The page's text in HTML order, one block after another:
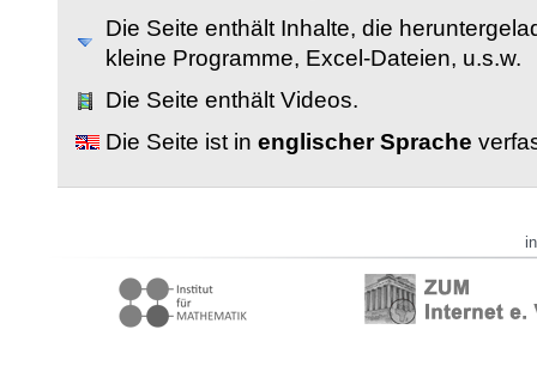
Die Seite enthält Inhalte, die
kleine Programme, Excel-Dateien, u.s.w.
Die Seite enthält Videos.
Die Seite ist in englischer Sprache